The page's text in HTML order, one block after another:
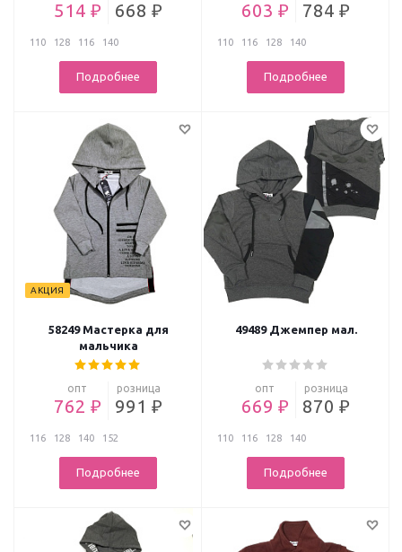
514 ₽ 668 ₽
110 128 116 140
Подробнее
603 ₽ 784 ₽
110 116 128 140
Подробнее
АКЦИЯ
58249 Мастерка для
мальчика
опт
762 ₽
розница
991 ₽
116 128 140 152
Подробнее
49489 Джемпер мал.
опт
669 ₽
розница
870 ₽
110 116 128 140
Подробнее